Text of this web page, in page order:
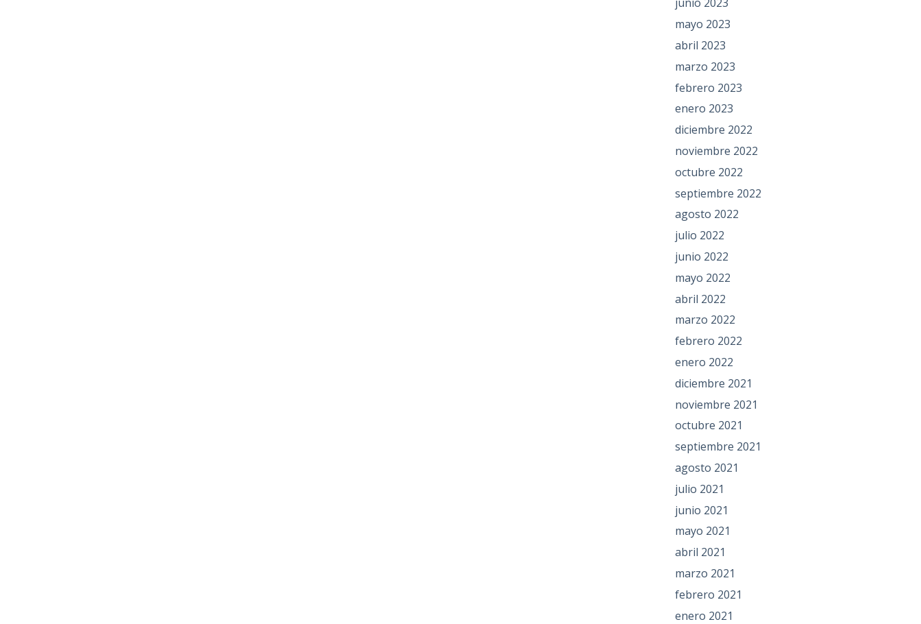
junio 2023
mayo 2023
abril 2023
marzo 2023
febrero 2023
enero 2023
diciembre 2022
noviembre 2022
octubre 2022
septiembre 2022
agosto 2022
julio 2022
junio 2022
mayo 2022
abril 2022
marzo 2022
febrero 2022
enero 2022
diciembre 2021
noviembre 2021
octubre 2021
septiembre 2021
agosto 2021
julio 2021
junio 2021
mayo 2021
abril 2021
marzo 2021
febrero 2021
enero 2021